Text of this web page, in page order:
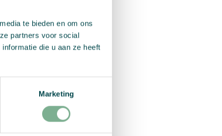
te bieden en om ons
partners voor social
die u aan ze heeft
Marketing